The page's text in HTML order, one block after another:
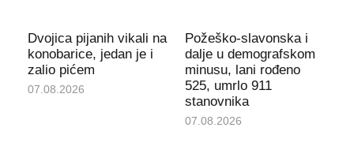
Dvojica pijanih vikali na
konobarice, jedan je i
zalio pićem
07.08.2026
Požeško-slavonska i
dalje u demografskom
minusu, lani rođeno
525, umrlo 911
stanovnika
07.08.2026